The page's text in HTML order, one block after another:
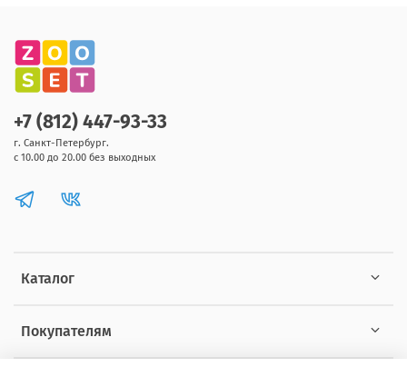
Каталог
Покупателям
+7 (812) 447-93-33
г. Санкт-Петербург.
с 10.00 до 20.00 без выходных